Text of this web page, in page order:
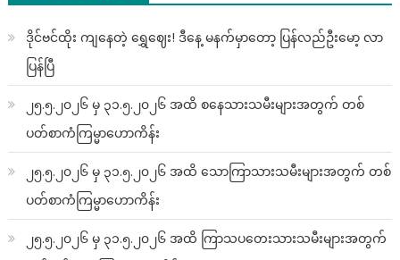
ဒိုင်ဗင်ထိုး ကျနေတဲ့ ရွှေဈေး! ဒီနေ့ မနက်မှာတော့ ပြန်လည်ဦးမော့ လာ
ပြန်ပြီ
၂၅.၅.၂၀၂၆ မှ ၃၁.၅.၂၀၂၆ အထိ စနေသားသမီးများအတွက် တစ်
ပတ်စာကံကြမ္မာဟောကိန်း
၂၅.၅.၂၀၂၆ မှ ၃၁.၅.၂၀၂၆ အထိ သောကြာသားသမီးများအတွက် တစ်
ပတ်စာကံကြမ္မာဟောကိန်း
၂၅.၅.၂၀၂၆ မှ ၃၁.၅.၂၀၂၆ အထိ ကြာသပတေးသားသမီးများအတွက်